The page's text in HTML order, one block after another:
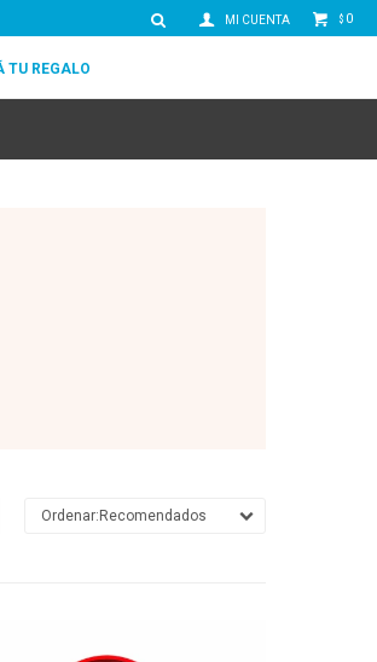
TU REGALO
$ 0
Recomendados